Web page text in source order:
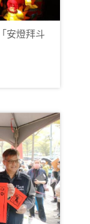
安燈拜斗